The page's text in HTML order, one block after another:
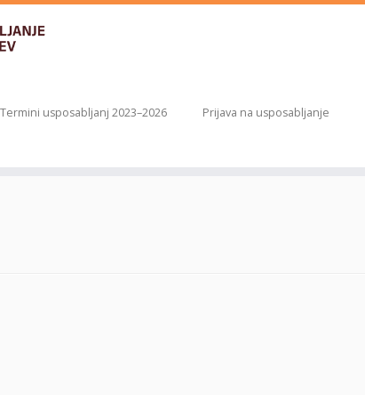
Termini usposabljanj 2023–2026
Prijava na usposabljanje